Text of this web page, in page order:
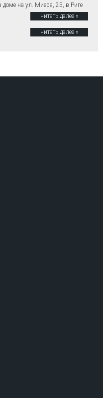
на ул. Миера, 25, в Риге
читать далее »
читать далее »